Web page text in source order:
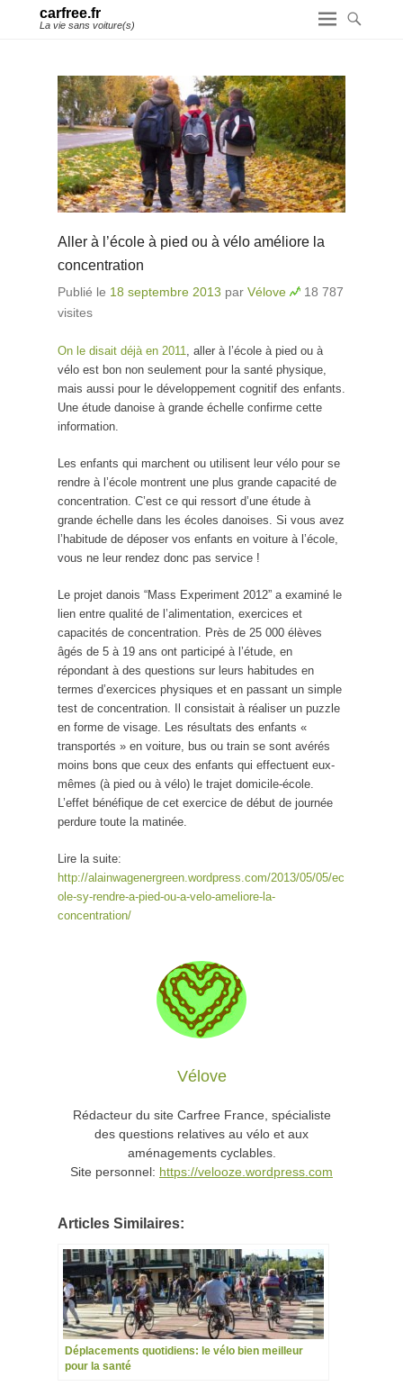
carfree.fr
La vie sans voiture(s)
Aller à l’école à pied ou à vélo améliore la
concentration
Publié le 18 septembre 2013 par Vélove
18 787
visites
On le disait déjà en 2011, aller à l’école à pied ou à
vélo est bon non seulement pour la santé physique,
mais aussi pour le développement cognitif des enfants.
Une étude danoise à grande échelle confirme cette
information.
Les enfants qui marchent ou utilisent leur vélo pour se
rendre à l’école montrent une plus grande capacité de
concentration. C’est ce qui ressort d’une étude à
grande échelle dans les écoles danoises. Si vous avez
l’habitude de déposer vos enfants en voiture à l’école,
vous ne leur rendez donc pas service !
Le projet danois “Mass Experiment 2012” a examiné le
lien entre qualité de l’alimentation, exercices et
capacités de concentration. Près de 25 000 élèves
âgés de 5 à 19 ans ont participé à l’étude, en
répondant à des questions sur leurs habitudes en
termes d’exercices physiques et en passant un simple
test de concentration. Il consistait à réaliser un puzzle
en forme de visage. Les résultats des enfants «
transportés » en voiture, bus ou train se sont avérés
moins bons que ceux des enfants qui effectuent eux-
mêmes (à pied ou à vélo) le trajet domicile-école.
L’effet bénéfique de cet exercice de début de journée
perdure toute la matinée.
Lire la suite:
http://alainwagenergreen.wordpress.com/2013/05/05/ec
ole-sy-rendre-a-pied-ou-a-velo-ameliore-la-
concentration/
Vélove
Rédacteur du site Carfree France, spécialiste
des questions relatives au vélo et aux
aménagements cyclables.
Site personnel: https://velooze.wordpress.com
Articles Similaires:
Déplacements quotidiens: le vélo bien meilleur
pour la santé